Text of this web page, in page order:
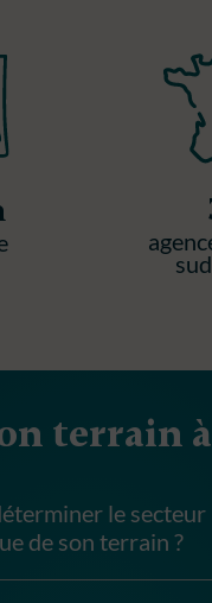
terrain
le secteur
de son terrain ?